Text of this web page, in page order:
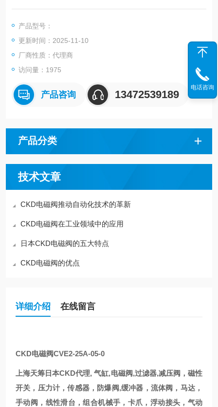
流体粘度 500以下
耐水压 2.0
流体温度 -10——60
环境温度 -10——60
安装方向 自由
产品型号：
更新时间：2025-11-10
厂商性质：代理商
访问量：1975
产品咨询 13472539189
产品分类
技术文章
CKD电磁阀推动自动化技术的革新
CKD电磁阀在工业领域中的应用
日本CKD电磁阀的五大特点
CKD电磁阀的优点
详细介绍 在线留言
CKD电磁阀CVE2-25A-05-0
上海天筹日本CKD代理, 气缸,电磁阀,过滤器,减压阀，磁性
开关，压力计，传感器，防爆阀,缓冲器，流体阀，马达，
手动阀，线性滑台，组合机械手，卡爪，浮动接头，气动
电话咨询